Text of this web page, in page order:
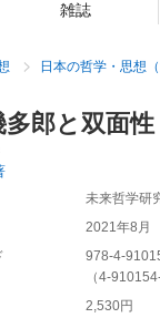
雑誌
日本の哲学・思想（
多郎と双面
未来哲学研
2021年8月
978-4-
（4-
2,530円